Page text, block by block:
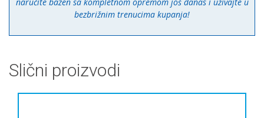
bezbrižnim trenucima kupanja!
Slični proizvodi